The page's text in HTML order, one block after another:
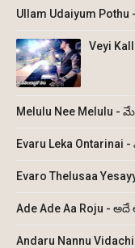
Ullam Udaiyum
Veyi
Melulu Nee Melulu -
Evaru Leka Ontarinai
Evaro Thelusaa
Ade Ade Aa Roju -
Andaru Nannu